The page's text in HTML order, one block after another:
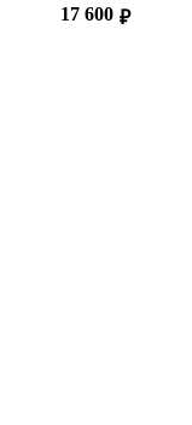
₽
17 600